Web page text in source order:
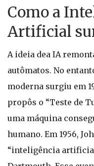
Como a
Artificial
A ideia dea IA
autômatos. No
moderna surgiu em
propôs o “Teste de
uma máquina
humano. Em 1956,
“inteligência